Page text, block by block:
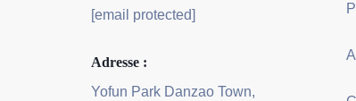
[email protected]
Adresse :
Yofun Park Danzao Town,